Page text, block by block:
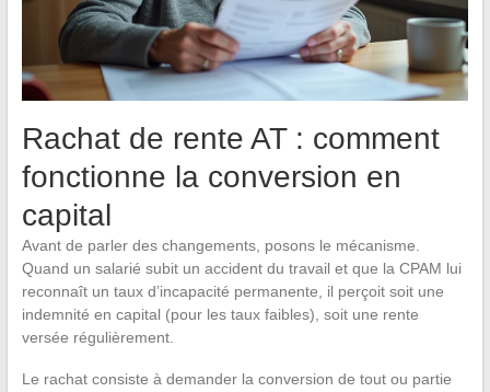
Rachat de rente AT : comment
fonctionne la conversion en
capital
Avant de parler des changements, posons le mécanisme.
Quand un salarié subit un accident du travail et que la CPAM lui
reconnaît un taux d’incapacité permanente, il perçoit soit une
indemnité en capital (pour les taux faibles), soit une rente
versée régulièrement.
Le rachat consiste à demander la conversion de tout ou partie